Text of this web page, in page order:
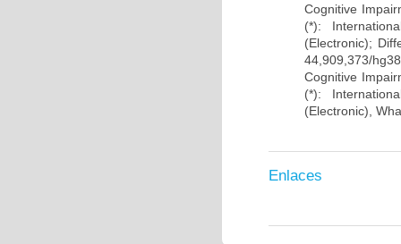
Cognitive
(*):
(Electronic);
44,909,373/
Cognitive
(*):
(Electronic),
Enlaces